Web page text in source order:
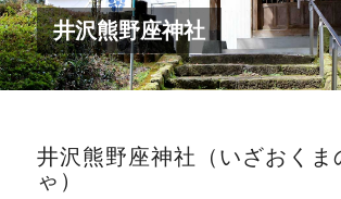
井沢熊野座神社
井沢熊野座神社（いざおくま
ゃ）